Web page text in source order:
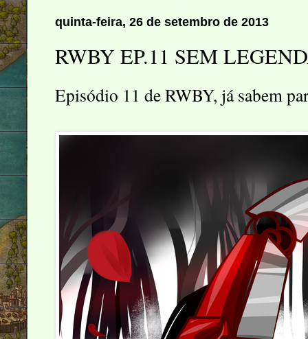
quinta-feira, 26 de setembro de 2013
RWBY EP.11 SEM
Episódio 11 de RWBY, já sabem